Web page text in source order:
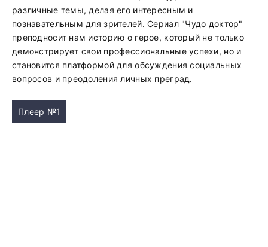
различные темы, делая его интересным и
познавательным для зрителей. Сериал "Чудо доктор"
преподносит нам историю о герое, который не только
демонстрирует свои профессиональные успехи, но и
становится платформой для обсуждения социальных
вопросов и преодоления личных преград.
Плеер №1